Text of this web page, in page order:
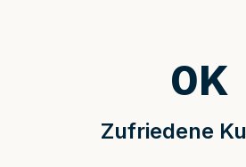
Zufriedene
0K